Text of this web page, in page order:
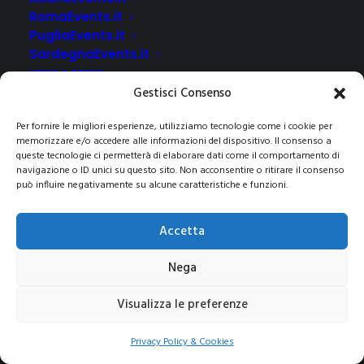
Gestisci Consenso
Per fornire le migliori esperienze, utilizziamo tecnologie come i cookie per
memorizzare e/o accedere alle informazioni del dispositivo. Il consenso a
queste tecnologie ci permetterà di elaborare dati come il comportamento di
navigazione o ID unici su questo sito. Non acconsentire o ritirare il consenso
può influire negativamente su alcune caratteristiche e funzioni.
Accetta
Nega
Visualizza le preferenze
Privacy Policy & Cookies
RomaEvents.it
PugliaEvents.it
SardegnaEvents.it
NEWS & PRESS
SEDE LEGALE:Via Privata Galeno 6, 20126 – Milano(MI)REA MI 2112156 – C.F.
Privacy e Cookie Policy